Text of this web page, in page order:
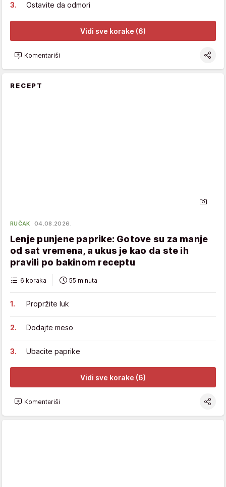
Ostavite da odmori
Vidi sve korake (6)
Komentariši
RECEPT
RUČAK 04.08.2026.
Lenje punjene paprike: Gotove su za manje
od sat vremena, a ukus je kao da ste ih
pravili po bakinom receptu
6 koraka 55 minuta
Propržite luk
Dodajte meso
Ubacite paprike
Vidi sve korake (6)
Komentariši